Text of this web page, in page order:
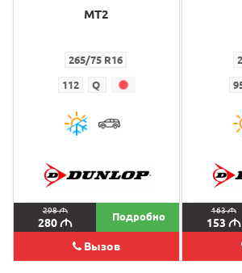
MT2
265/75 R16
112 Q
298M
280M Подробно
Вызов
163M
153 M